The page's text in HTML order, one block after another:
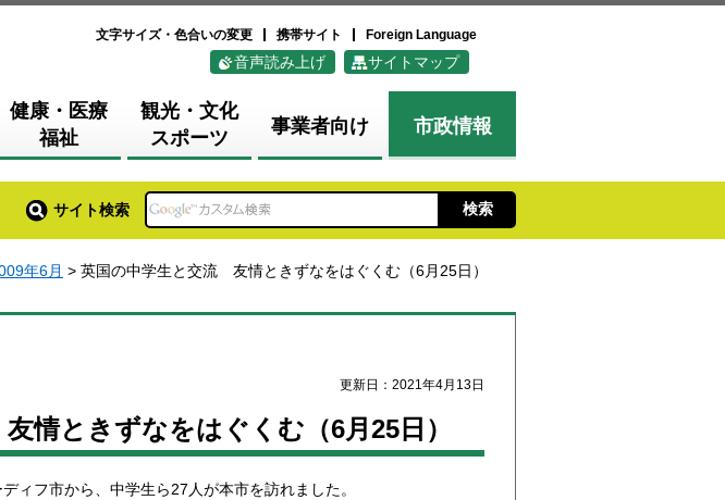
文字サイズ・色合いの変更 携帯サイト Foreign Language
音声読み上げ サイトマップ
健康・医療
福祉
観光・文化
スポーツ
事業者向け 市政情報
サイト検索
年6月 > 英国の中学生と交流 友情ときずなをはぐくむ（6月25日）
更新日：2021年4月13日
情ときずなをはぐくむ（6月25日）
ィフ市から、中学生ら27人が本市を訪れました。